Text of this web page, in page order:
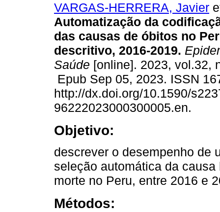
VARGAS-HERRERA, Javier
Automatização da
das causas de óbitos no
descritivo, 2016-2019.
Saúde [online]. 2023, vol.32,
Epub Sep 05, 2023. ISSN
http://dx.doi.org/10.1590/
96222023000300005.en.
Objetivo:
descrever o desempenho de
seleção automática da causa
morte no Peru, entre 2016 e
Métodos: